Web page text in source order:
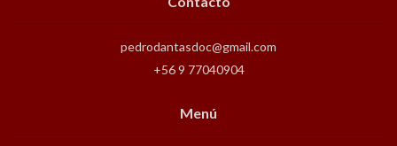
pedrodantasdoc@gmail.com
+56 9 77040904
Menú